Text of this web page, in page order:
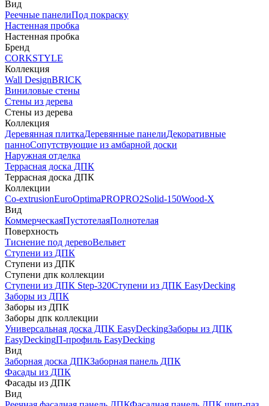
Вид
Реечные панелиПод покраску
Настенная пробка
Настенная пробка
Бренд
CORKSTYLE
Коллекция
Wall DesignBRICK
Виниловые стены
Стены из дерева
Стены из дерева
Коллекция
Деревянная плиткаДеревянные панелиДекоративные
панноСопутствующие из амбарной доски
Наружная отделка
Террасная доска ДПК
Террасная доска ДПК
Коллекции
Co-extrusionEuroOptimaPROPRO2Solid-150Wood-X
Вид
КоммерческаяПустотелаяПолнотелая
Поверхность
Тиснение под деревоВельвет
Ступени из ДПК
Ступени из ДПК
Ступени дпк коллекции
Ступени из ДПК Step-320Ступени из ДПК EasyDecking
Заборы из ДПК
Заборы из ДПК
Заборы дпк коллекции
Универсальная доска ДПК EasyDeckingЗаборы из ДПК
EasyDeckingП-профиль EasyDecking
Вид
Заборная доска ДПКЗаборная панель ДПК
Фасады из ДПК
Фасады из ДПК
Вид